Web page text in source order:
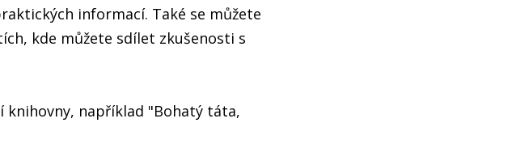
informací. Také se můžete
kde můžete sdílet zkušenosti s
například "Bohatý táta,